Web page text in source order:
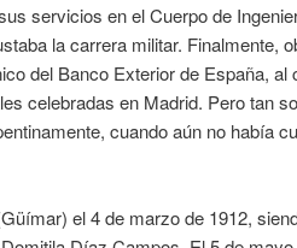
servicios en el Cuerpo de
la carrera militar. Finalmente,
del Banco Exterior de España, al
celebradas en Madrid. Pero tan
cuando aún no había
el 4 de marzo de 1912,